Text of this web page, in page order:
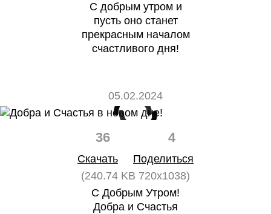
С добрым утром и
пусть оно станет
прекрасным началом
счастливого дня!
05.02.2024
36 4
Скачать
Поделиться
(240.74 KB 720x1038)
С Добрым Утром!
Добра и Счастья